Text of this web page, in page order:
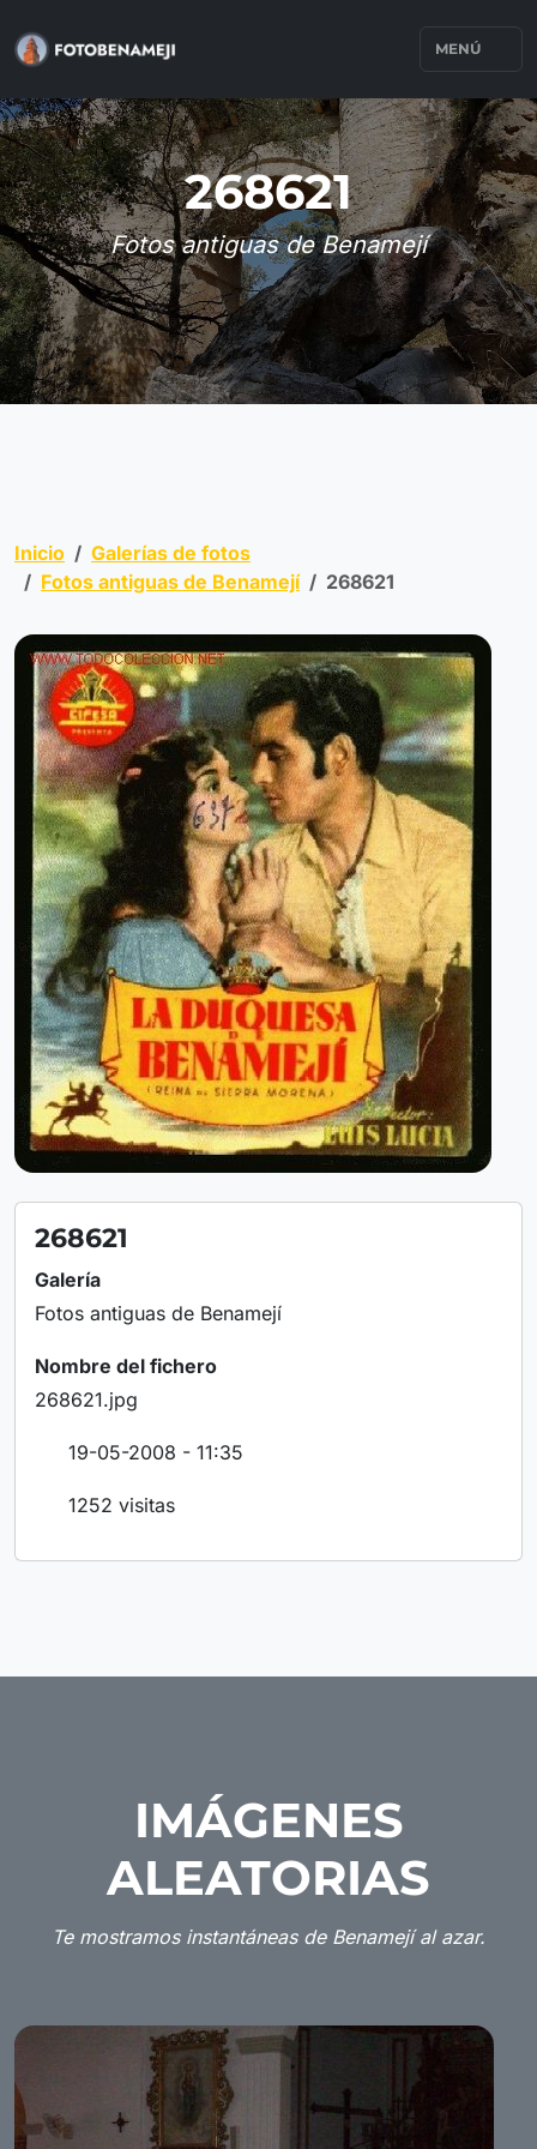
MENÚ
268621
Fotos antiguas de Benamejí
Inicio
Galerías de fotos
Fotos antiguas de Benamejí
268621
268621
Galería
Fotos antiguas de Benamejí
Nombre del fichero
268621.jpg
19-05-2008 - 11:35
1252 visitas
IMÁGENES
ALEATORIAS
Te mostramos instantáneas de Benamejí al azar.